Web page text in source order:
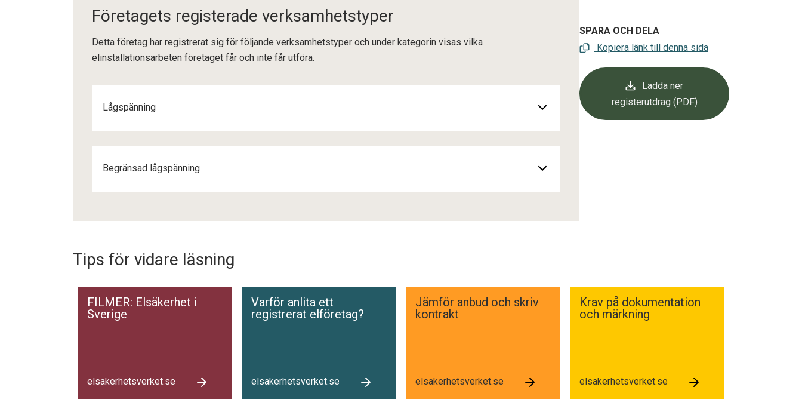
Företagets registerade verksamhetstyper
Detta företag har registrerat sig för följande verksamhetstyper och under kategorin visas vilka
elinstallationsarbeten företaget får och inte får utföra.
Lågspänning
Begränsad lågspänning
SPARA OCH DELA
Kopiera länk till denna sida
Ladda ner
registerutdrag (PDF)
Tips för vidare läsning
FILMER: Elsäkerhet i
Sverige
elsakerhetsverket.se
Varför anlita ett
registrerat elföretag?
elsakerhetsverket.se
Jämför anbud och skriv
kontrakt
elsakerhetsverket.se
Krav på dokumentation
och märkning
elsakerhetsverket.se